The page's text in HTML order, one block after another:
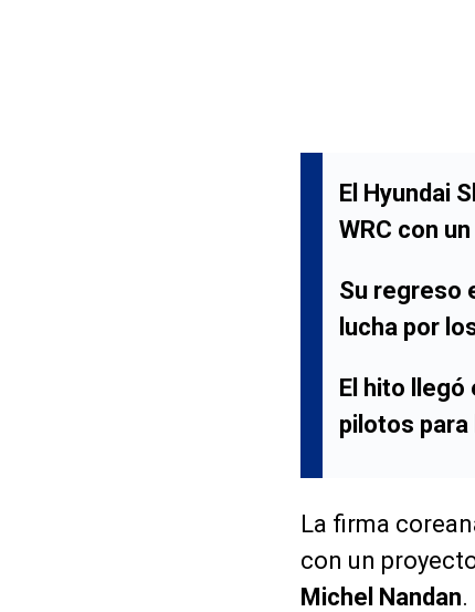
El Hyundai
WRC con
Su regreso
lucha por
El hito llegó
pilotos para
La firma
con un
Michel Nandan.